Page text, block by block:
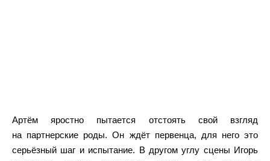
Артём яростно пытается отстоять свой взгляд
на партнерские роды. Он ждёт первенца, для него это
серьёзный шаг и испытание. В другом углу сцены Игорь